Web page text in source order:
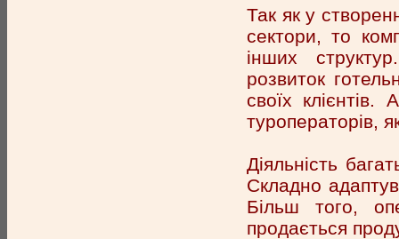
Так як у
сектори, то
інших
розвиток
своїх клієнтів.
туроператорів,
Діяльність
Складно
Більш того,
продається